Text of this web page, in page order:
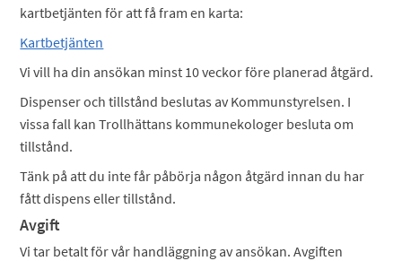
kartbetjänten för att få fram en karta:
Kartbetjänten
Vi vill ha din ansökan minst 10 veckor före planerad åtgärd.
Dispenser och tillstånd beslutas av Kommunstyrelsen. I
vissa fall kan Trollhättans kommunekologer besluta om
tillstånd.
Tänk på att du inte får påbörja någon åtgärd innan du har
fått dispens eller tillstånd.
Avgift
Vi tar betalt för vår handläggning av ansökan. Avgiften